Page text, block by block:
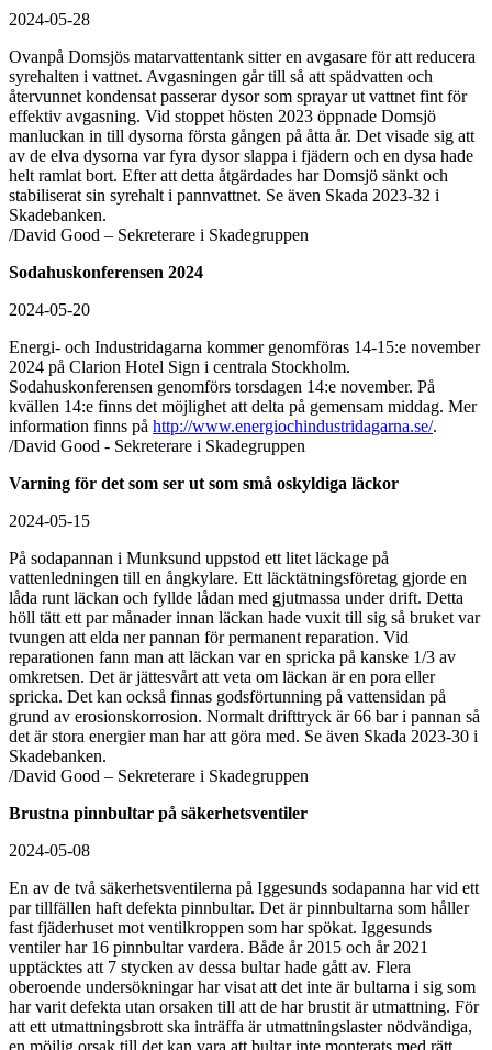
2024-05-28
Ovanpå Domsjös matarvattentank sitter en avgasare för att reducera
syrehalten i vattnet. Avgasningen går till så att spädvatten och
återvunnet kondensat passerar dysor som sprayar ut vattnet fint för
effektiv avgasning. Vid stoppet hösten 2023 öppnade Domsjö
manluckan in till dysorna första gången på åtta år. Det visade sig att
av de elva dysorna var fyra dysor slappa i fjädern och en dysa hade
helt ramlat bort. Efter att detta åtgärdades har Domsjö sänkt och
stabiliserat sin syrehalt i pannvattnet. Se även Skada 2023-32 i
Skadebanken.
/David Good – Sekreterare i Skadegruppen
Sodahuskonferensen 2024
2024-05-20
Energi- och Industridagarna kommer genomföras 14-15:e november
2024 på Clarion Hotel Sign i centrala Stockholm.
Sodahuskonferensen genomförs torsdagen 14:e november. På
kvällen 14:e finns det möjlighet att delta på gemensam middag. Mer
information finns på http://www.energiochindustridagarna.se/.
/David Good - Sekreterare i Skadegruppen
Varning för det som ser ut som små oskyldiga läckor
2024-05-15
På sodapannan i Munksund uppstod ett litet läckage på
vattenledningen till en ångkylare. Ett läcktätningsföretag gjorde en
låda runt läckan och fyllde lådan med gjutmassa under drift. Detta
höll tätt ett par månader innan läckan hade vuxit till sig så bruket var
tvungen att elda ner pannan för permanent reparation. Vid
reparationen fann man att läckan var en spricka på kanske 1/3 av
omkretsen. Det är jättesvårt att veta om läckan är en pora eller
spricka. Det kan också finnas godsförtunning på vattensidan på
grund av erosionskorrosion. Normalt drifttryck är 66 bar i pannan så
det är stora energier man har att göra med. Se även Skada 2023-30 i
Skadebanken.
/David Good – Sekreterare i Skadegruppen
Brustna pinnbultar på säkerhetsventiler
2024-05-08
En av de två säkerhetsventilerna på Iggesunds sodapanna har vid ett
par tillfällen haft defekta pinnbultar. Det är pinnbultarna som håller
fast fjäderhuset mot ventilkroppen som har spökat. Iggesunds
ventiler har 16 pinnbultar vardera. Både år 2015 och år 2021
upptäcktes att 7 stycken av dessa bultar hade gått av. Flera
oberoende undersökningar har visat att det inte är bultarna i sig som
har varit defekta utan orsaken till att de har brustit är utmattning. För
att ett utmattningsbrott ska inträffa är utmattningslaster nödvändiga,